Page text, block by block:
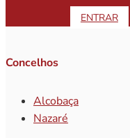
ENTRAR
Concelhos
Alcobaça
Nazaré